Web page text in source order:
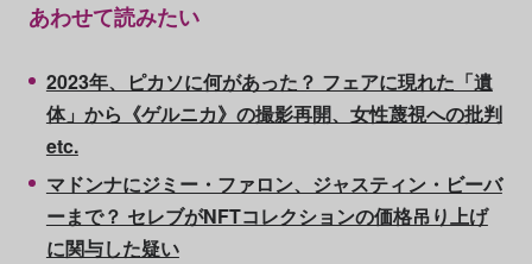
あわせて読みたい
2023年、ピカソに何があった？ フェアに現れた「遺
体」から《ゲルニカ》の撮影再開、女性蔑視への批判
etc.
マドンナにジミー・ファロン、ジャスティン・ビーバ
ーまで？ セレブがNFTコレクションの価格吊り上げ
に関与した疑い